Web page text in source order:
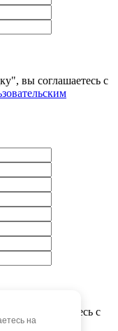
вы соглашаетесь с
вы соглашаетесь с
на